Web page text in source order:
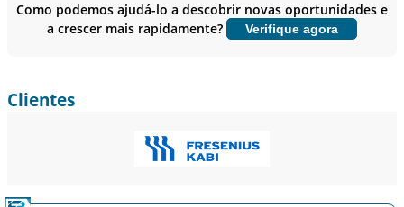
Personalizar agora
Como podemos ajudá-lo a descobrir novas oportunidades e
a crescer mais rapidamente?
Verifique agora
Clientes